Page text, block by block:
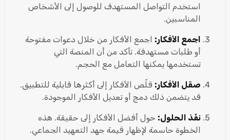
استخدم التواصل المستهدف للوصول إلى الأشخاص
المناسبين.
اجمع الأفكار: اجمع الأفكار من خلال دعوات مفتوحة
أو طلبات مستهدفة. تأكد من أن المنصة التي
تستخدمها يمكنها التعامل مع الحجم.
صقل الأفكار: قلّص الأفكار إلى أكثرها قابلية للتطبيق.
قد يتضمن ذلك دمج أو تعديل الأفكار الموجودة.
نفّذ الحلول: حول أفضل الأفكار إلى حقيقة. هذه
الخطوة حاسمة لإظهار قيمة جهد التعهيد الجماعي.